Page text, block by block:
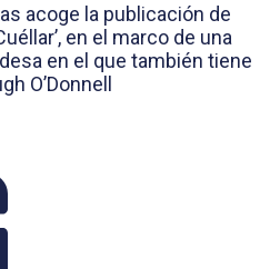
acoge la publicación de
en el marco de una
en el que también tiene
O’Donnell